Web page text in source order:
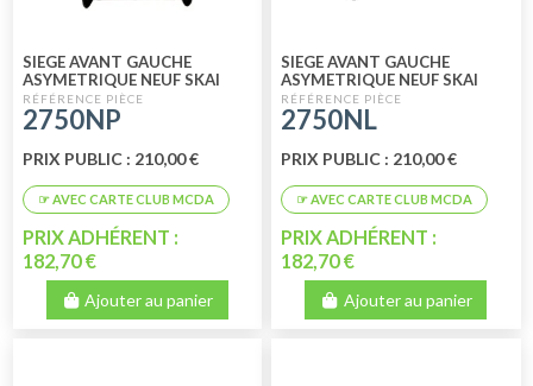
SIEGE AVANT GAUCHE
ASYMETRIQUE NEUF SKAI
NOIR PERFORE
2750NP
PRIX PUBLIC : 210,00 €
PRIX ADHÉRENT :
182,70 €
Ajouter au panier
SIEGE AVANT GAUCHE
ASYMETRIQUE NEUF SKAI
NOIR LISSE
2750NL
PRIX PUBLIC : 210,00 €
PRIX ADHÉRENT :
182,70 €
Ajouter au panier